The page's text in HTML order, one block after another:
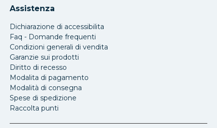
Assistenza
Dichiarazione di accessibilita
Faq - Domande frequenti
Condizioni generali di vendita
Garanzie sui prodotti
Diritto di recesso
Modalita di pagamento
Modalità di consegna
Spese di spedizione
Raccolta punti